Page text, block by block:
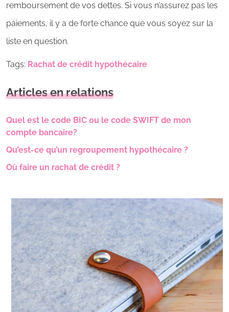
remboursement de vos dettes. Si vous n’assurez pas les
paiements, il y a de forte chance que vous soyez sur la
liste en question.
Tags: Rachat de crédit hypothécaire
Articles en relations
Quel est le code BIC ou le code SWIFT de mon
compte bancaire?
Qu’est-ce qu’un regroupement hypothécaire ?
Où faire un rachat de crédit ?